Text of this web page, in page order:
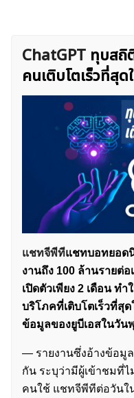
ChatGPT ทุบสถิ
คนเติบโตเร็วที่สุ
แชทจีพีทีแชทบอทยอด
งานถึง 100 ล้านรายต่
เปิดตัวเพียง 2 เดือน ท
บริโภคที่เติบโตเร็วที่สุ
ข้อมูลของยูบีเอสในวัน
— รายงานซึ่งอ้างข้อมู
กัน ระบุว่ามีผู้เข้าชมที่
คนใช้ แชทจีพีทีต่อวันใ